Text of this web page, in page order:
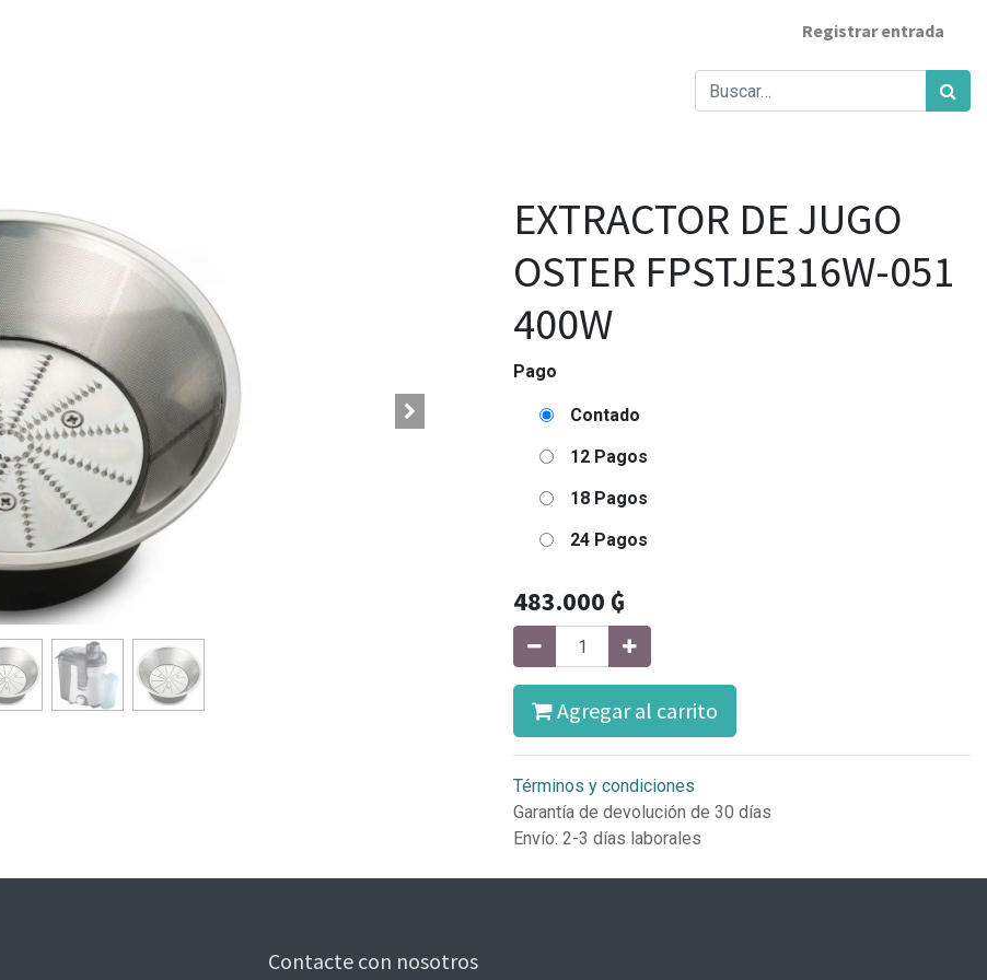
Registrar entrada
EXTRACTOR DE JUGO
OSTER FPSTJE316W-051
400W
Pago
Contado
12 Pagos
18 Pagos
24 Pagos
483.000 ₲
Agregar al carrito
Términos y condiciones
Garantía de devolución de 30 días
Envío: 2-3 días laborales
Contacte con nosotros